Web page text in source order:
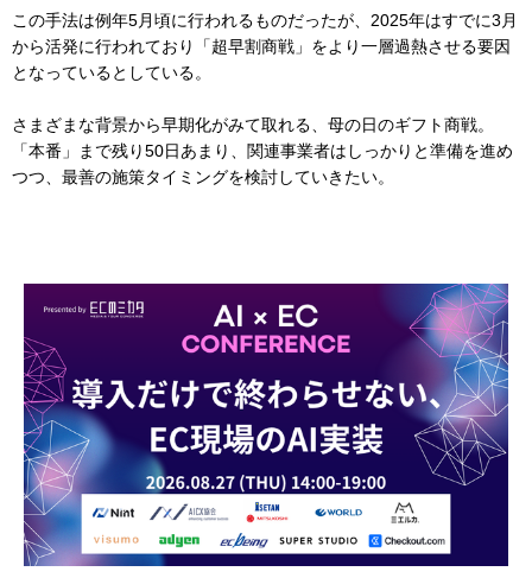
この手法は例年5月頃に行われるものだったが、2025年はすでに3月
から活発に行われており「超早割商戦」をより一層過熱させる要因
となっているとしている。
さまざまな背景から早期化がみて取れる、母の日のギフト商戦。
「本番」まで残り50日あまり、関連事業者はしっかりと準備を進め
つつ、最善の施策タイミングを検討していきたい。